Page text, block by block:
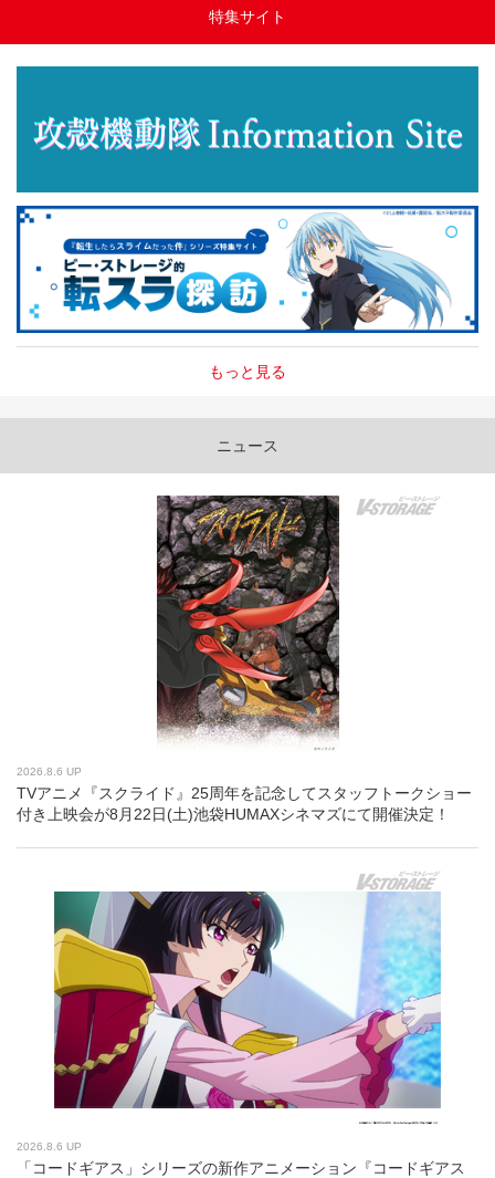
特集サイト
もっと見る
ニュース
2026.8.6 UP
TVアニメ『スクライド』25周年を記念してスタッフトークショー
付き上映会が8月22日(土)池袋HUMAXシネマズにて開催決定！
2026.8.6 UP
「コードギアス」シリーズの新作アニメーション『コードギアス